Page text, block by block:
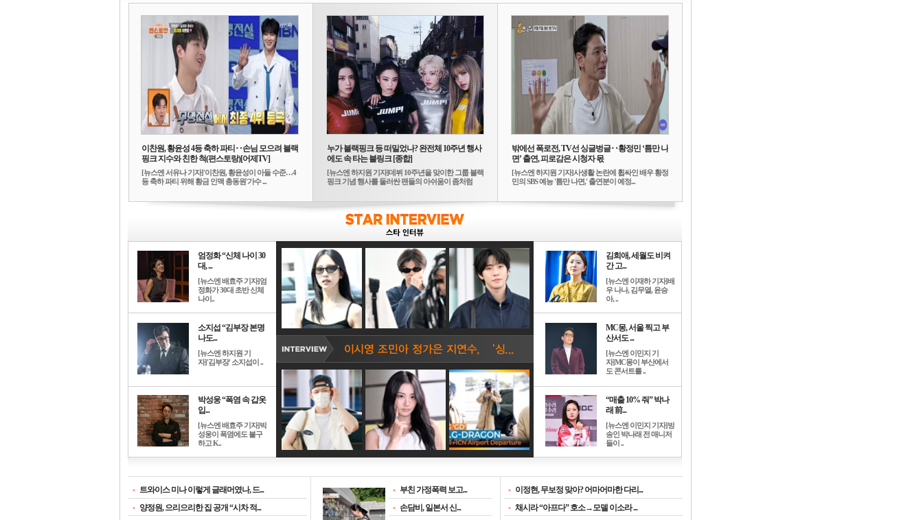
이찬원, 황윤성 4등 축하 파티‥손님 모으려 블랙
핑크 지수와 친한 척(편스토랑)[어제TV]
[뉴스엔 서유나 기자]'이찬원, 황윤성이 아들 수준…4
등 축하 파티 위해 황금 인맥 총동원'가수 ...
누가 블랙핑크 등 떠밀었나? 완전체 10주년 행사
에도 속 타는 블링크 [종합]
[뉴스엔 하지원 기자]데뷔 10주년을 맞이한 그룹 블랙
핑크 기념 행사를 둘러싼 팬들의 아쉬움이 좀처럼
밖에선 폭로전, TV선 싱글벙글‥황정민 ‘틈만 나
면’ 출연, 피로감은 시청자 몫
[뉴스엔 하지원 기자]사생활 논란에 휩싸인 배우 황정
민의 SBS 예능 '틈만 나면,' 출연분이 예정...
엄정화 “신체 나이 30
대, ...
[뉴스엔 배효주 기자]엄
정화가 30대 초반 신체
나이..
소지섭 “김부장 본명
나도...
[뉴스엔 하지원 기
자]'김부장' 소지섭이 ..
박성웅 “폭염 속 갑옷
입...
[뉴스엔 배효주 기자]박
성웅이 폭염에도 불구
하고 K..
김희애, 세월도 비켜
간 고...
[뉴스엔 이재하 기자]배
우 나나, 김무열, 윤승
아, ..
MC몽, 서울 찍고 부
산서도 ...
[뉴스엔 이민지 기
자]MC몽이 부산에서
도 콘서트를 ..
“매출 10% 줘” 박나
래 前...
[뉴스엔 이민지 기자]방
송인 박나래 전 매니저
들이 ..
- 트와이스 미나 이렇게 글래머였나, 드...
- 양정원, 으리으리한 집 공개 “시차 적...
- 부친 가정폭력 보고...
- 손담비, 일본서 신...
- 이정현, 무보정 맞아? 어마어마한 다리...
- 채시라 “아프다” 호소→모델 이소라 ...